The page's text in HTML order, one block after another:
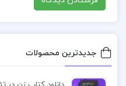
بزرگترین اسطوره‌های
که باعث می‌شود خرید
از: روایتی دقیق و جامع:
جدیدترین محصولات